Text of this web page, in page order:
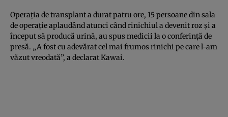
Operația de transplant a durat patru ore, 15 persoane din sala
de operație aplaudând atunci când rinichiul a devenit roz și a
început să producă urină, au spus medicii la o conferință de
presă. „A fost cu adevărat cel mai frumos rinichi pe care l-am
văzut vreodată”, a declarat Kawai.